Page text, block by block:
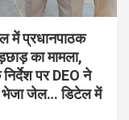
प्रधानपाठक
का मामला,
पर DEO ने
भेजा जेल… डिटेल में